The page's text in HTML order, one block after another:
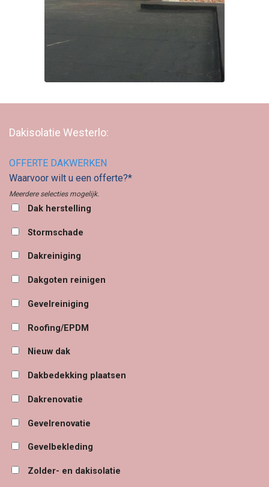
Dakisolatie Westerlo:
OFFERTE DAKWERKEN
Waarvoor wilt u een offerte?*
Meerdere selecties mogelijk.
Dak herstelling
Stormschade
Dakreiniging
Dakgoten reinigen
Gevelreiniging
Roofing/EPDM
Nieuw dak
Dakbedekking plaatsen
Dakrenovatie
Gevelrenovatie
Gevelbekleding
Zolder- en dakisolatie